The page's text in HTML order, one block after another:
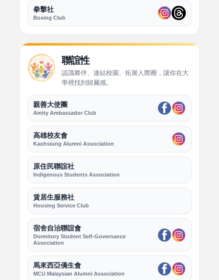
拳擊社
Boxing Club
聯誼性
認識夥伴、連結校園、拓展人際圈，讓你在大
學裡找到歸屬感。
親善大使團
Amity Ambassador Club
高雄校友會
Kaohsiung Alumni Association
原住民聯誼社
Indigenous Students Association
賃居生服務社
Housing Service Club
宿舍自治聯誼會
Dormitory Student Self-Governance
Association
馬來西亞僑生會
MCU Malaysian Alumni Association